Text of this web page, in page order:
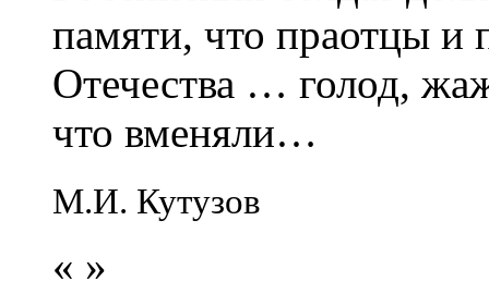
памяти, что праотцы и
Отечества … голод,
что вменяли…
М.И. Кутузов
« »